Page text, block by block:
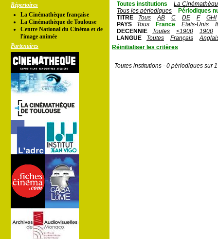
Répertoires
La Cinémathèque française
La Cinémathèque de Toulouse
Centre National du Cinéma et de
l'image animée
Partenaires
Toutes institutions
La
Tous les périodiques
Périodiques
TITRE
Tous AB C DE F
GHI
PAYS
Tous France Etats-Unis
DECENNIE
Toutes <1900
1900
LANGUE
Toutes Français
Réinitialiser les critères
Toutes institutions - 0 périodiques sur